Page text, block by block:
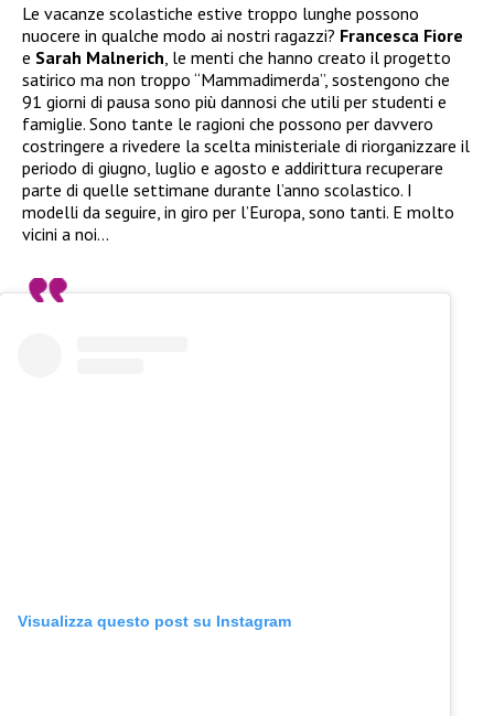
Le vacanze scolastiche estive troppo lunghe possono
nuocere in qualche modo ai nostri ragazzi? Francesca Fiore
e Sarah Malnerich , le menti che hanno creato il progetto
satirico ma non troppo “Mammadimerda”, sostengono che
91 giorni di pausa sono più dannosi che utili per studenti e
famiglie. Sono tante le ragioni che possono per davvero
costringere a rivedere la scelta ministeriale di riorganizzare il
periodo di giugno, luglio e agosto e addirittura recuperare
parte di quelle settimane durante l’anno scolastico. I
modelli da seguire, in giro per l’Europa, sono tanti. E molto
vicini a noi…
Visualizza questo post su Instagram